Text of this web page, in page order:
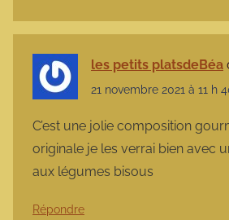
les petits platsdeBéa
21 novembre 2021 à 11 h
C’est une jolie composition
originale je les verrai bien avec
aux légumes bisous
Répondre